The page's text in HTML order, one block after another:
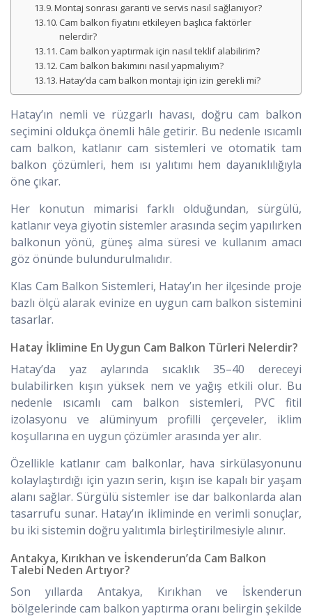
Montaj sonrası garanti ve servis nasıl sağlanıyor?
Cam balkon fiyatını etkileyen başlıca faktörler
nelerdir?
Cam balkon yaptırmak için nasıl teklif alabilirim?
Cam balkon bakımını nasıl yapmalıyım?
Hatay’da cam balkon montajı için izin gerekli mi?
Hatay’ın nemli ve rüzgarlı havası, doğru cam balkon
seçimini oldukça önemli hâle getirir. Bu nedenle ısıcamlı
cam balkon, katlanır cam sistemleri ve otomatik tam
balkon çözümleri, hem ısı yalıtımı hem dayanıklılığıyla
öne çıkar.
Her konutun mimarisi farklı olduğundan, sürgülü,
katlanır veya giyotin sistemler arasında seçim yapılırken
balkonun yönü, güneş alma süresi ve kullanım amacı
göz önünde bulundurulmalıdır.
Klas Cam Balkon Sistemleri, Hatay’ın her ilçesinde proje
bazlı ölçü alarak evinize en uygun cam balkon sistemini
tasarlar.
Hatay İklimine En Uygun Cam Balkon Türleri Nelerdir?
Hatay’da yaz aylarında sıcaklık 35–40 dereceyi
bulabilirken kışın yüksek nem ve yağış etkili olur. Bu
nedenle ısıcamlı cam balkon sistemleri, PVC fitil
izolasyonu ve alüminyum profilli çerçeveler, iklim
koşullarına en uygun çözümler arasında yer alır.
Özellikle katlanır cam balkonlar, hava sirkülasyonunu
kolaylaştırdığı için yazın serin, kışın ise kapalı bir yaşam
alanı sağlar. Sürgülü sistemler ise dar balkonlarda alan
tasarrufu sunar. Hatay’ın ikliminde en verimli sonuçlar,
bu iki sistemin doğru yalıtımla birleştirilmesiyle alınır.
Antakya, Kırıkhan ve İskenderun’da Cam Balkon
Talebi Neden Artıyor?
Son yıllarda Antakya, Kırıkhan ve İskenderun
bölgelerinde cam balkon yaptırma oranı belirgin şekilde